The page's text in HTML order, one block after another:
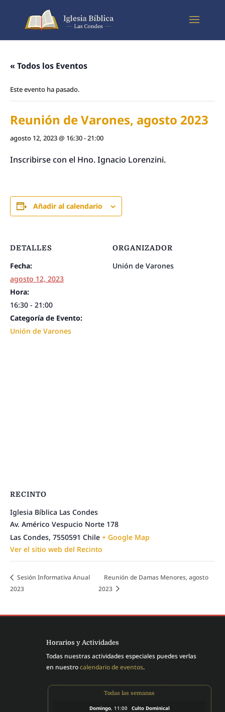
« Todos los Eventos
Este evento ha pasado.
Reunión de Varones, agosto 2023
agosto 12, 2023 @ 16:30-21:00
Inscribirse con el Hno. Ignacio Lorenzini.
Añadir al calendario
DETALLES
Fecha:
agosto 12, 2023
Hora:
16:30 - 21:00
Categoría de Evento:
Unión de Varones
ORGANIZADOR
Unión de Varones
RECINTO
Iglesia Bíblica Las Condes
Av. Américo Vespucio Norte 178
Las Condes, 7550591 Chile + Google Map
Ver el sitio web del Recinto
Sesión Informativa Anual
2023
Reunión de Damas Menores, agosto
2023
Horarios y Actividades
Todas nuestras actividades especiales puedes verlas
en nuestrocalendario de eventos.
Todas las semanas
Domingo, 11:00 Culto Dominical